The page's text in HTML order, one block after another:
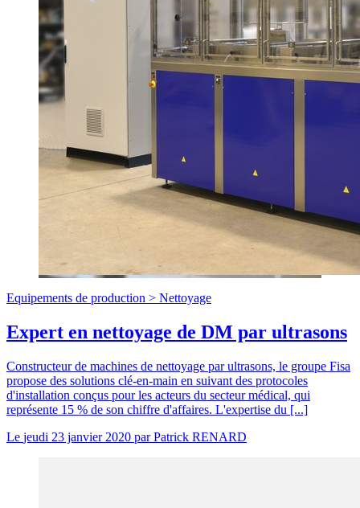
Equipements de production > Nettoyage
Expert en nettoyage de DM par ultrasons
Constructeur de machines de nettoyage par ultrasons, le groupe Fisa
propose des solutions clé-en-main en suivant des protocoles
d'installation conçus pour les acteurs du secteur médical, qui
représente 15 % de son chiffre d'affaires. L'expertise du [...]
Le jeudi 23 janvier 2020 parPatrick RENARD